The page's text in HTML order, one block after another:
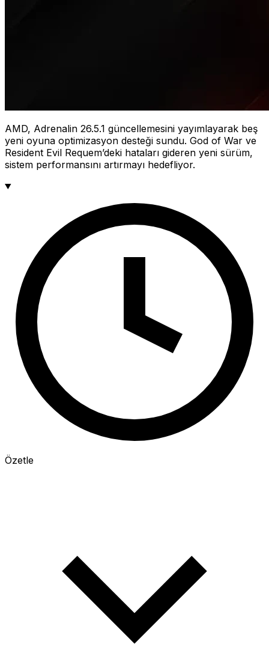
AMD, Adrenalin 26.5.1 güncellemesini yayımlayarak beş
yeni oyuna optimizasyon desteği sundu. God of War ve
Resident Evil Requem’deki hataları gideren yeni sürüm,
sistem performansını artırmayı hedefliyor.
Özetle